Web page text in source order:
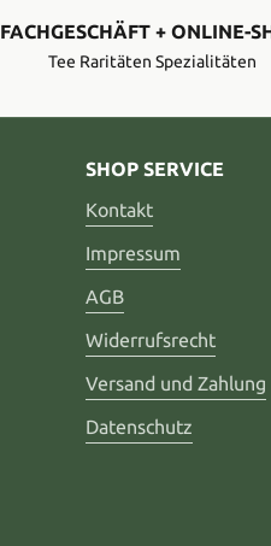
FACHGESCHÄFT + ONLINE-
Tee Raritäten Spezialitäten
SHOP SERVICE
Kontakt
Impressum
AGB
Widerrufsrecht
Versand und Zahlung
Datenschutz